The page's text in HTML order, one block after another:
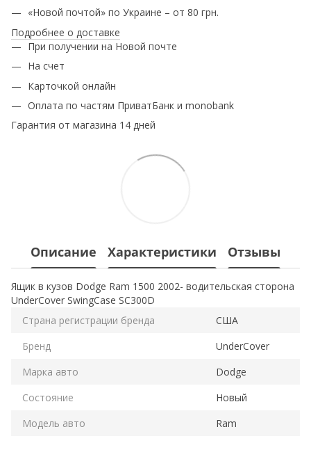
«Новой почтой» по Украине – от 80 грн.
Подробнее о доставке
При получении на Новой почте
На счет
Карточкой онлайн
Оплата по частям ПриватБанк и monobank
Гарантия от магазина 14 дней
Описание Характеристики Отзывы
Ящик в кузов Dodge Ram 1500 2002- водительская сторона
UnderCover SwingCase SC300D
Страна регистрации бренда
США
Бренд
UnderCover
Марка авто
Dodge
Состояние
Новый
Модель авто
Ram